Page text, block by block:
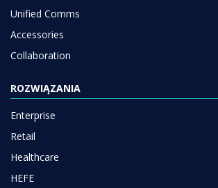
Unified Comms
Accessories
Collaboration
ROZWIĄZANIA
Enterprise
Retail
Healthcare
HEFE